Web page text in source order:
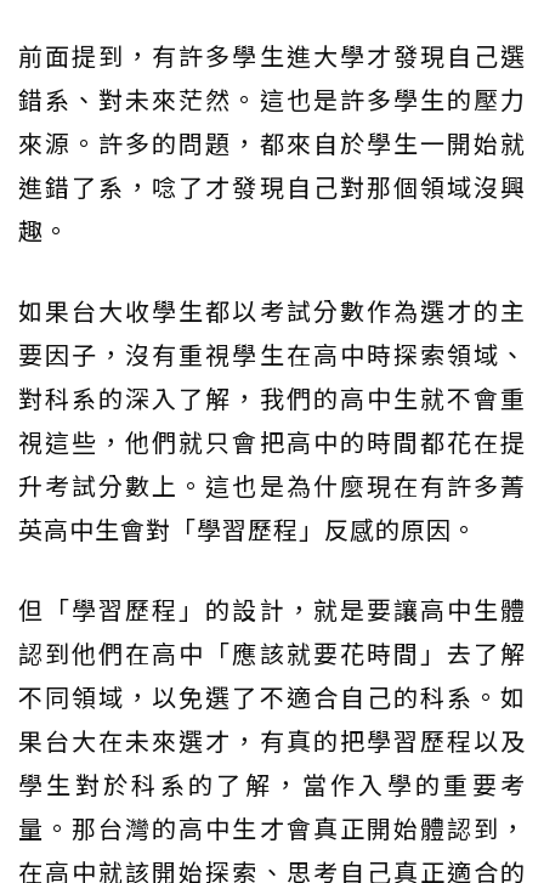
前面提到，有許多學生進大學才發現自己選
錯系、對未來茫然。這也是許多學生的壓力
來源。許多的問題，都來自於學生一開始就
進錯了系，唸了才發現自己對那個領域沒興
趣。
如果台大收學生都以考試分數作為選才的主
要因子，沒有重視學生在高中時探索領域、
對科系的深入了解，我們的高中生就不會重
視這些，他們就只會把高中的時間都花在提
升考試分數上。這也是為什麼現在有許多菁
英高中生會對「學習歷程」反感的原因。
但「學習歷程」的設計，就是要讓高中生體
認到他們在高中「應該就要花時間」去了解
不同領域，以免選了不適合自己的科系。如
果台大在未來選才，有真的把學習歷程以及
學生對於科系的了解，當作入學的重要考
量。那台灣的高中生才會真正開始體認到，
在高中就該開始探索、思考自己真正適合的